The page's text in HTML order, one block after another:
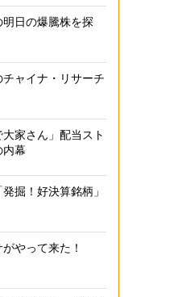
明日の爆騰株を探
チャイナ・リサーチ
大家さん」配当スト
内幕
掘！好決算銘柄」
やって来た！